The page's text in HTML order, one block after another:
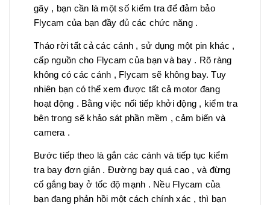
gãy , bạn cần là một số kiểm tra để đảm bảo
Flycam của bạn đầy đủ các chức năng .
Tháo rời tất cả các cánh , sử dụng một pin khác ,
cấp nguồn cho Flycam của bạn và bay . Rõ ràng
không có các cánh , Flycam sẽ không bay. Tuy
nhiên bạn có thể xem được tất cả motor đang
hoạt động . Bằng việc nối tiếp khởi động , kiểm tra
bên trong sẽ khảo sát phần mềm , cảm biến và
camera .
Bước tiếp theo là gắn các cánh và tiếp tục kiểm
tra bay đơn giản . Đường bay quá cao , và đừng
cố gắng bay ở tốc độ mạnh . Nều Flycam của
bạn đang phản hồi một cách chính xác , thì bạn